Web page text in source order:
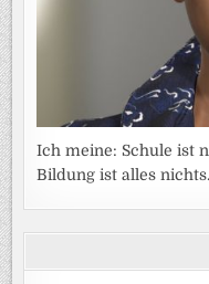
Ich meine: Schule ist
Bildung ist alles nichts.